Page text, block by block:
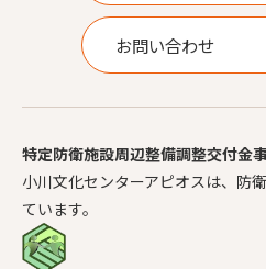
お問い合わせ
特定防衛施設周辺整備調整交付金
小川文化センターアピオスは、防
ています。